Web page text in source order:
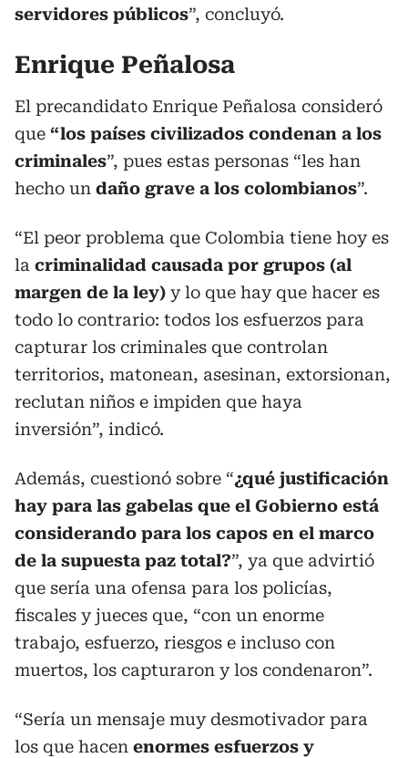
servidores públicos”, concluyó.
Enrique Peñalosa
El precandidato Enrique Peñalosa consideró
que “los países civilizados condenan a los
criminales”, pues estas personas “les han
hecho un daño grave a los colombianos”.
“El peor problema que Colombia tiene hoy es
la criminalidad causada por grupos (al
margen de la ley) y lo que hay que hacer es
todo lo contrario: todos los esfuerzos para
capturar los criminales que controlan
territorios, matonean, asesinan, extorsionan,
reclutan niños e impiden que haya
inversión”, indicó.
Además, cuestionó sobre “¿qué justificación
hay para las gabelas que el Gobierno está
considerando para los capos en el marco
de la supuesta paz total?”, ya que advirtió
que sería una ofensa para los policías,
fiscales y jueces que, “con un enorme
trabajo, esfuerzo, riesgos e incluso con
muertos, los capturaron y los condenaron”.
“Sería un mensaje muy desmotivador para
los que hacen enormes esfuerzos y